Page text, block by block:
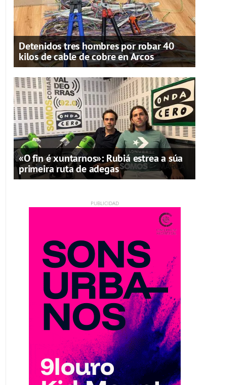
Detenidos tres hombres por robar 40
kilos de cable de cobre en Arcos
«O fin é xuntarnos»: Rubiá estrea a súa
primeira ruta de adegas